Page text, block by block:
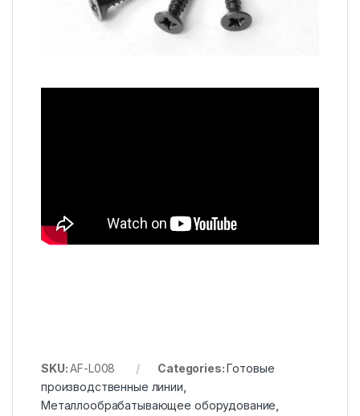
SKU:AF-L008 Categories:Готовые
производственные линии
Металлообрабатывающее оборудование